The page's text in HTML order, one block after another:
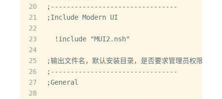
20
21
22
23
24
25
26
27
28
;--------------------------------
;Include Modern UI
  !include "MUI2.nsh"
;输出文件名，默认安装目录，是否要求管理员权限运行
;--------------------------------
;General